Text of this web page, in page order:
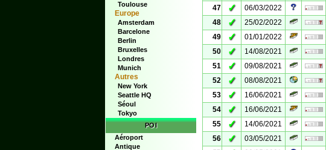
Toulouse
Europe
Amsterdam
Barcelone
Berlin
Bruxelles
Londres
Munich
Autres
New York
Seattle HQ
Séoul
Tokyo
POI
Aéroport
Antique
47
✓ 06/03/2022
48
✓ 25/02/2022
49
✓ 01/01/2022
50
✓ 14/08/2021
51
✓ 09/08/2021
52
✓ 08/08/2021
53
✓ 16/06/2021
54
✓ 16/06/2021
55
✓ 14/06/2021
56
✓ 03/05/2021